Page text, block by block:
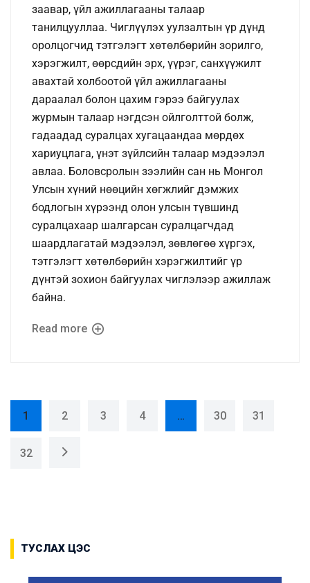
заавар, үйл ажиллагааны талаар
танилцууллаа. Чиглүүлэх уулзалтын үр дүнд
оролцогчид тэтгэлэгт хөтөлбөрийн зорилго,
хэрэгжилт, өөрсдийн эрх, үүрэг, санхүүжилт
авахтай холбоотой үйл ажиллагааны
дараалал болон цахим гэрээ байгуулах
журмын талаар нэгдсэн ойлголттой болж,
гадаадад суралцах хугацаандаа мөрдөх
хариуцлага, үнэт зүйлсийн талаар мэдээлэл
авлаа. Боловсролын зээлийн сан нь Монгол
Улсын хүний нөөцийн хөгжлийг дэмжих
бодлогын хүрээнд олон улсын түвшинд
суралцахаар шалгарсан суралцагчдад
шаардлагатай мэдээлэл, зөвлөгөө хүргэх,
тэтгэлэгт хөтөлбөрийн хэрэгжилтийг үр
дүнтэй зохион байгуулах чиглэлээр ажиллаж
байна.
Read more
1 2 3 4 … 30 31
32
ТУСЛАХ ЦЭС